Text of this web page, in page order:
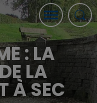
: LA
LA
À SEC